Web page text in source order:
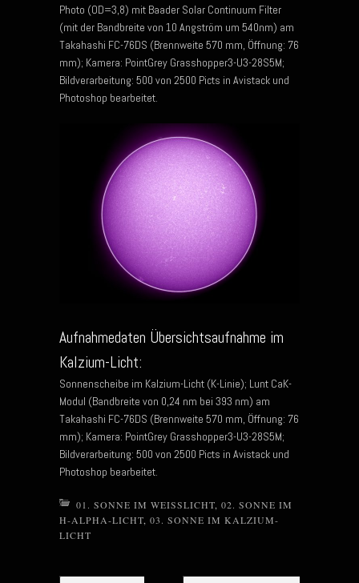
Photo (OD=3,8) mit Baader Solar Continuum Filter
(mit der Bandbreite von 10 Angström um 540nm) am
Takahashi FC-76DS (Brennweite 570 mm, Öffnung: 76
mm); Kamera: PointGrey Grasshopper3-U3-28S5M;
Bildverarbeitung: 500 von 2500 Picts in Avistack und
Photoshop bearbeitet.
Aufnahmedaten Übersichtsaufnahme im
Kalzium-Licht:
Sonnenscheibe im Kalzium-Licht (K-Linie); Lunt CaK-
Modul (Bandbreite von 0,24 nm bei 393 nm) am
Takahashi FC-76DS (Brennweite 570 mm, Öffnung: 76
mm); Kamera: PointGrey Grasshopper3-U3-28S5M;
Bildverarbeitung: 500 von 2500 Picts in Avistack und
Photoshop bearbeitet.
01. SONNE IM WEISSLICHT 02. SONNE IM
H-ALPHA-LICHT 03. SONNE IM KALZIUM-
LICHT